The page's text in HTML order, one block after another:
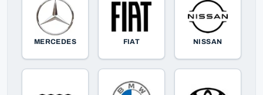
MERCEDES FIAT NISSAN